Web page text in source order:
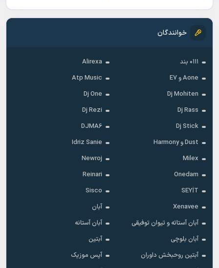
خوانندگان
۰۱۱۱ بند
Alirexa
Aone و E7
Atp Music
Dj Mohiten
Dj One
Dj Rass
Dj Rezi
Dj Stick
DJMA6
Dust و Harmony
Idriz Sanie
Milex
Newroj
Onedam
Reinari
SEYİT
Sisco
Xenavee
آبان
آبان آستاته و تیوان توفیقی
آبان آستانه
آبان بلوچی
آبتین
آبتین روحبخش داوران
آپس موزیک